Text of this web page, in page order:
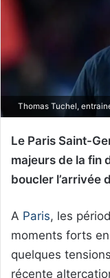
Thomas Tuchel,
Le Paris Saint-
majeurs de la fin
boucler l’arrivée
A Paris, les
moments forts
quelques
récente